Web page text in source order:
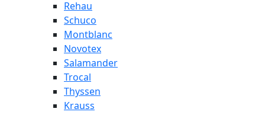
Rehau
Schuco
Montblanc
Novotex
Salamander
Trocal
Thyssen
Krauss